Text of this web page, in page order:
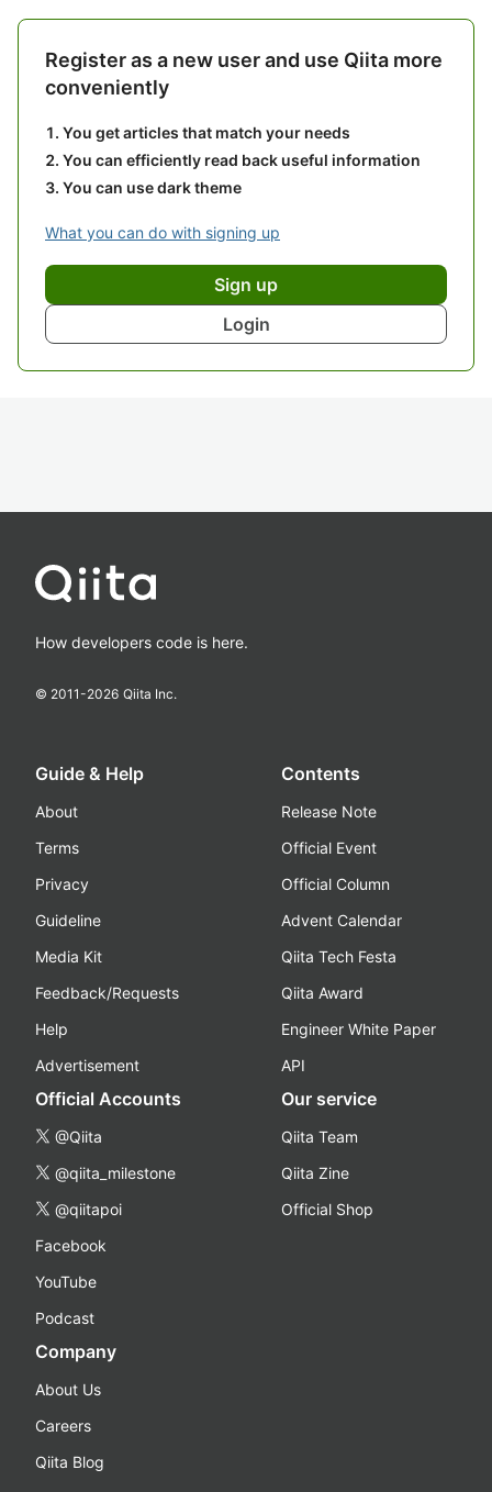
Register as a new user and use Qiita more
conveniently
You get articles that match your needs
You can efficiently read back useful information
You can use dark theme
What you can do with signing up
Sign up
Login
How developers code is here.
© 2011-2026 Qiita Inc.
Guide & Help
About
Terms
Privacy
Guideline
Media Kit
Feedback/Requests
Help
Advertisement
Contents
Release Note
Official Event
Official Column
Advent Calendar
Qiita Tech Festa
Qiita Award
Engineer White Paper
API
Official Accounts
@Qiita
@qiita_milestone
@qiitapoi
Facebook
YouTube
Podcast
Our service
Qiita Team
Qiita Zine
Official Shop
Company
About Us
Careers
Qiita Blog